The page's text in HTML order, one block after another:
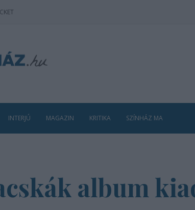
INTERJÚ MAGAZIN KRITIKA SZÍNHÁZ MA
album